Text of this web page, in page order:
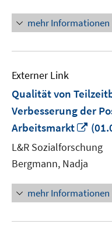
mehr Informationen
Externer Link
Qualität von
Verbesserung der
Arbeitsmarkt
In
L&R Sozialforschung
Bergmann, Nadja
mehr Informationen